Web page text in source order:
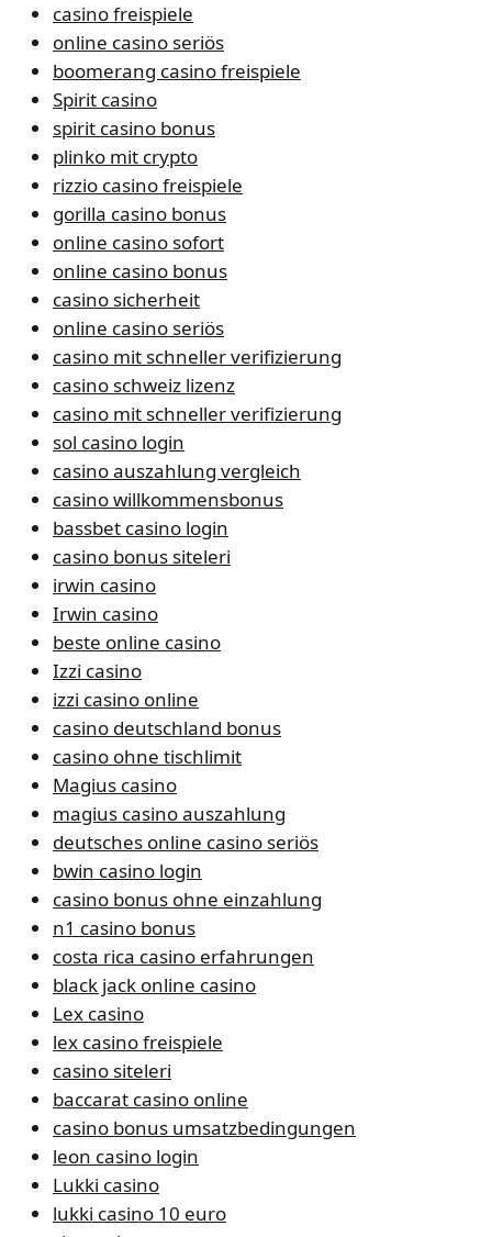
casino freispiele
online casino seriös
boomerang casino freispiele
Spirit casino
spirit casino bonus
plinko mit crypto
rizzio casino freispiele
gorilla casino bonus
online casino sofort
online casino bonus
casino sicherheit
online casino seriös
casino mit schneller verifizierung
casino schweiz lizenz
casino mit schneller verifizierung
sol casino login
casino auszahlung vergleich
casino willkommensbonus
bassbet casino login
casino bonus siteleri
irwin casino
Irwin casino
beste online casino
Izzi casino
izzi casino online
casino deutschland bonus
casino ohne tischlimit
Magius casino
magius casino auszahlung
deutsches online casino seriös
bwin casino login
casino bonus ohne einzahlung
n1 casino bonus
costa rica casino erfahrungen
black jack online casino
Lex casino
lex casino freispiele
casino siteleri
baccarat casino online
casino bonus umsatzbedingungen
leon casino login
Lukki casino
lukki casino 10 euro